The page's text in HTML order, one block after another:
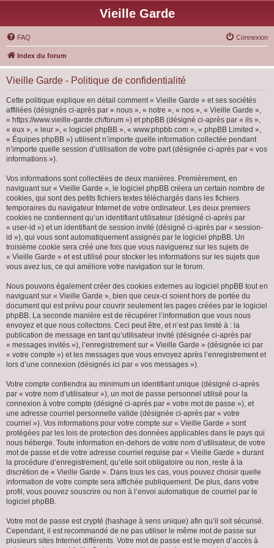
Vieille Garde
FAQ Connexion
Index du forum
Vieille Garde - Politique de confidentialité
Cette politique explique en détail comment « Vieille Garde » et ses sociétés
affiliées (désignés ci-après par « nous », « notre », « nos », « Vieille Garde »,
« https://www.vieille-garde.ch/forum ») et phpBB (désigné ci-après par « ils »,
« eux », « leur », « logiciel phpBB », « www.phpbb.com », « phpBB Limited »,
« Équipes phpBB ») utilisent n’importe quelle information collectée pendant
n’importe quelle session d’utilisation de votre part (désignée ci-après par « vos
informations »).
Vos informations sont collectées de deux manières. Premièrement, en
naviguant sur « Vieille Garde », le logiciel phpBB créera un certain nombre de
cookies, qui sont des petits fichiers textes téléchargés dans les fichiers
temporaires du navigateur Internet de votre ordinateur. Les deux premiers
cookies ne contiennent qu’un identifiant utilisateur (désigné ci-après par
« user-id ») et un identifiant de session invité (désigné ci-après par « session-
id »), qui vous sont automatiquement assignés par le logiciel phpBB. Un
troisième cookie sera créé une fois que vous naviguerez sur les sujets de
« Vieille Garde » et est utilisé pour stocker les informations sur les sujets que
vous avez lus, ce qui améliore votre navigation sur le forum.
Nous pouvons également créer des cookies externes au logiciel phpBB tout en
naviguant sur « Vieille Garde », bien que ceux-ci soient hors de portée du
document qui est prévu pour couvrir seulement les pages créées par le logiciel
phpBB. La seconde manière est de récupérer l’information que vous nous
envoyez et que nous collectons. Ceci peut être, et n’est pas limité à : la
publication de message en tant qu’utilisateur invité (désignée ci-après par
« messages invités »), l’enregistrement sur « Vieille Garde » (désignée ici par
« votre compte ») et les messages que vous envoyez après l’enregistrement et
lors d’une connexion (désignés ici par « vos messages »).
Votre compte contiendra au minimum un identifiant unique (désigné ci-après
par « votre nom d’utilisateur »), un mot de passe personnel utilisé pour la
connexion à votre compte (désigné ci-après par « votre mot de passe »), et
une adresse courriel personnelle valide (désignée ci-après par « votre
courriel »). Vos informations pour votre compte sur « Vieille Garde » sont
protégées par les lois de protection des données applicables dans le pays qui
nous héberge. Toute information en-dehors de votre nom d’utilisateur, de votre
mot de passe et de votre adresse courriel requise par « Vieille Garde » durant
la procédure d’enregistrement, qu’elle soit obligatoire ou non, reste à la
discrétion de « Vieille Garde ». Dans tous les cas, vous pouvez choisir quelle
information de votre compte sera affichée publiquement. De plus, dans votre
profil, vous pouvez souscrire ou non à l’envoi automatique de courriel par le
logiciel phpBB.
Votre mot de passe est crypté (hashage à sens unique) afin qu’il soit sécurisé.
Cependant, il est recommandé de ne pas utiliser le même mot de passe sur
plusieurs sites Internet différents. Votre mot de passe est le moyen d’accès à